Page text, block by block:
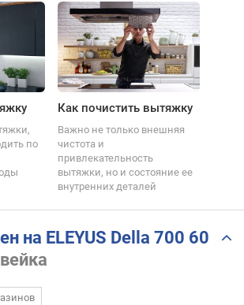
по
Как почистить вытяжку
Важно не только внешняя
чистота и
привлекательность
вытяжки, но и состояние ее
внутренних деталей
на ELEYUS Della 700 60